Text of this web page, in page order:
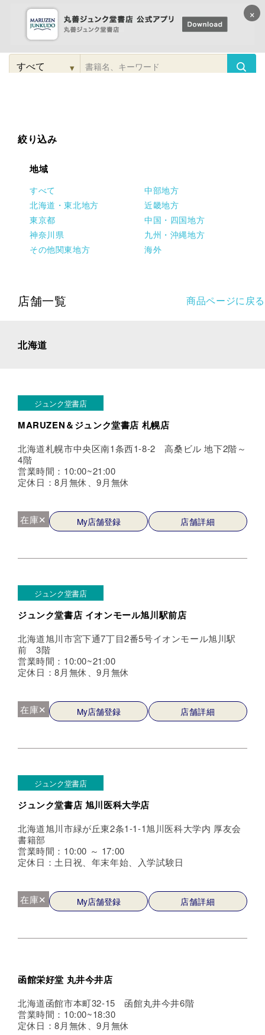
コンテンツに
進む
検
▾
絞り込み
地域
すべて
北海道・東北地方
東京都
神奈川県
その他関東地方
中部地方
近畿地方
中国・四国地方
九州・沖縄地方
海外
店舗一覧 商品ページに戻る
北海道
ジュンク堂書店
MARUZEN＆ジュンク堂書店 札幌店
北海道札幌市中央区南1条西1-8-2 高桑ビル 地下2階～
4階
営業時間：10:00~21:00
定休日：8月無休、9月無休
在庫✕ My店舗登録 店舗詳細
ジュンク堂書店
ジュンク堂書店 イオンモール旭川駅前店
北海道旭川市宮下通7丁目2番5号イオンモール旭川駅
前 3階
営業時間：10:00~21:00
定休日：8月無休、9月無休
在庫✕ My店舗登録 店舗詳細
ジュンク堂書店
ジュンク堂書店 旭川医科大学店
北海道旭川市緑が丘東2条1-1-1旭川医科大学内 厚友会
書籍部
営業時間：10:00 ～ 17:00
定休日：土日祝、年末年始、入学試験日
在庫✕ My店舗登録 店舗詳細
函館栄好堂 丸井今井店
北海道函館市本町32-15 函館丸井今井6階
営業時間：10:00~18:30
定休日：8月無休、9月無休
×